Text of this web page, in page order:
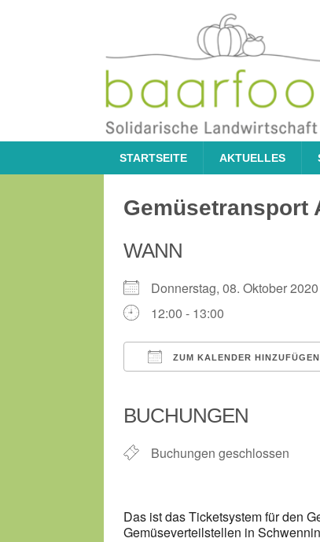
STARTSEITE AKTUELLES
Gemüsetransport
WANN
Donnerstag, 08. Oktober
12:00 - 13:00
ZUM KALENDER HINZUFÜGEN
BUCHUNGEN
Buchungen geschlossen
Das ist das Ticketsystem für den
Gemüseverteilstellen in